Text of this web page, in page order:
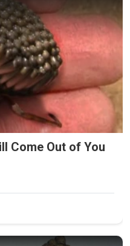
Come Out of You